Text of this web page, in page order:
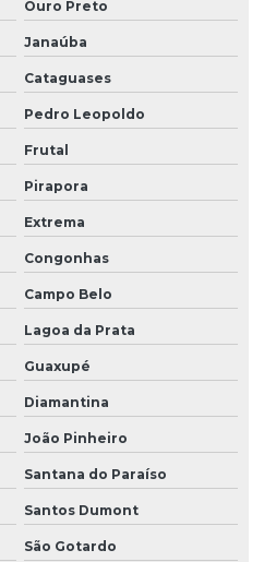
de ihm
industriais
de automação
de maquinário
Ouro Preto
Janaúba
Cataguases
Pedro Leopoldo
Frutal
Pirapora
Extrema
Congonhas
Campo Belo
Lagoa da Prata
Guaxupé
Diamantina
João Pinheiro
Santana do Paraíso
Santos Dumont
São Gotardo